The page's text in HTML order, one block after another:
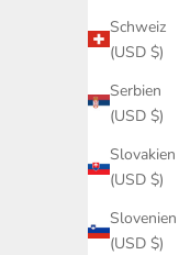
Schweiz
(USD $)
Serbien
(USD $)
Slovakien
(USD $)
Slovenien
(USD $)
Högskåp i
massiv kvalitet
Kan en möbel
Ett högskåp
en organisk